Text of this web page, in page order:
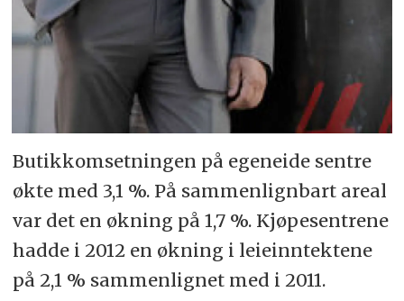
Butikkomsetningen på egeneide sentre
økte med 3,1 %. På sammenlignbart areal
var det en økning på 1,7 %. Kjøpesentrene
hadde i 2012 en økning i leieinntektene
på 2,1 % sammenlignet med i 2011.